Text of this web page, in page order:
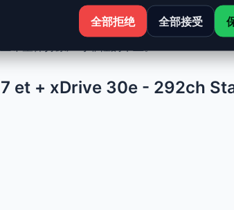
的 Stage 1 升级结合了性能、安全与
希望保持原厂可靠性的车主。
et + xDrive 30e - 292ch
全部拒绝 全部接受